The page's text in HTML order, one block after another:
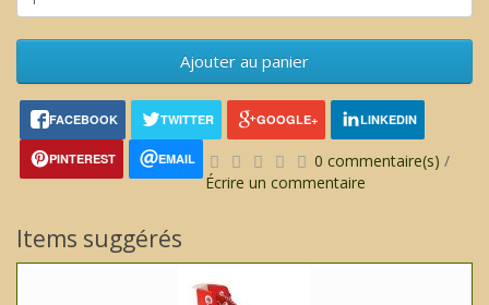
Ajouter au panier
FACEBOOK TWITTER GOOGLE+ LINKEDIN
PINTEREST EMAIL 0 commentaire(s) /
Écrire un commentaire
Items suggérés